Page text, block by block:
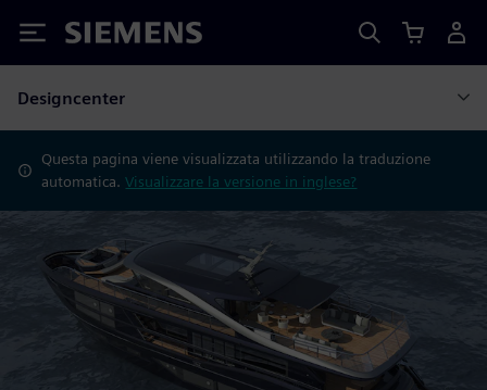
Siemens
Designcenter
Questa pagina viene visualizzata utilizzando la traduzione
automatica.Visualizzare la versione in inglese?